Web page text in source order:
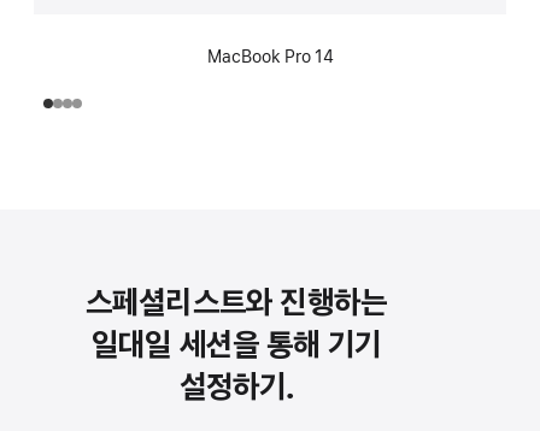
MacBook Pro 14
스페셜리스트와 진행하는
일대일 세션을 통해 기기
설정하기.